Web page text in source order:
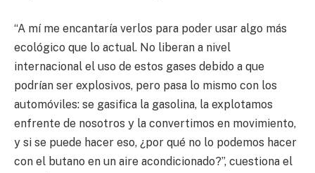
“A mí me encantaría verlos para poder usar algo más
ecológico que lo actual. No liberan a nivel
internacional el uso de estos gases debido a que
podrían ser explosivos, pero pasa lo mismo con los
automóviles: se gasifica la gasolina, la explotamos
enfrente de nosotros y la convertimos en movimiento,
y si se puede hacer eso, ¿por qué no lo podemos hacer
con el butano en un aire acondicionado?”, cuestiona el